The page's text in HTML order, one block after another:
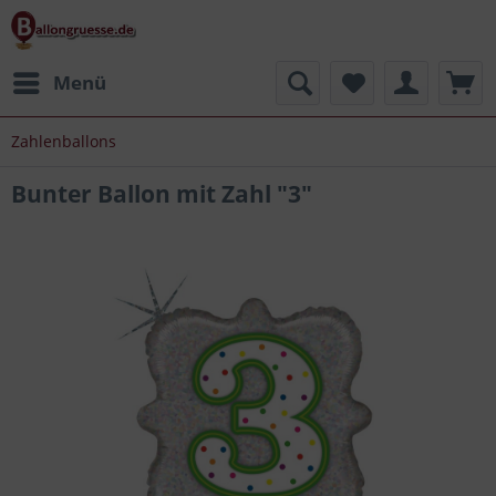
Menü
Zahlenballons
Bunter Ballon mit Zahl "3"